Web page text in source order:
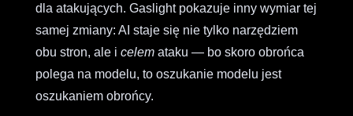
dla atakujących. Gaslight pokazuje inny wymiar tej
samej zmiany: AI staje się nie tylko narzędziem
obu stron, ale i celemataku — bo skoro obrońca
polega na modelu, to oszukanie modelu jest
oszukaniem obrońcy.